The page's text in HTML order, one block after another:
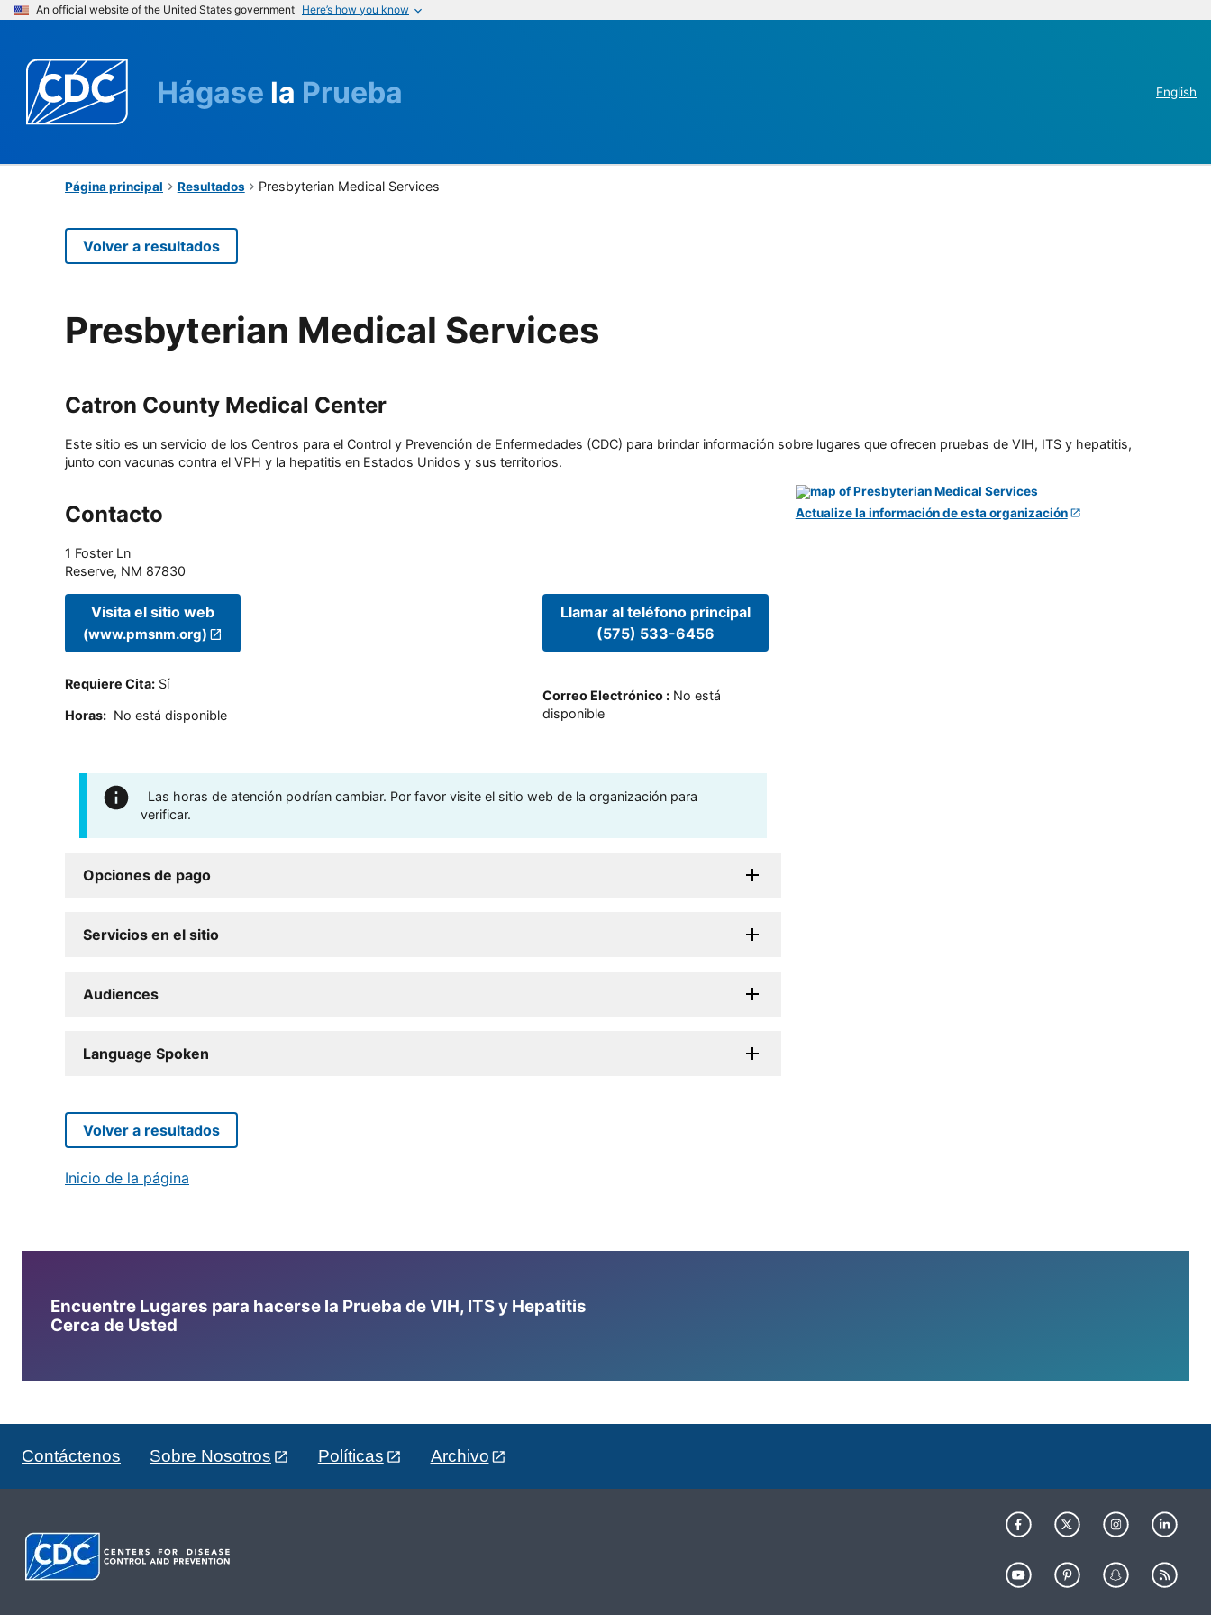
An official website of the United States government Here’s how you know
Hágase la Prueba English
Página principal Resultados Presbyterian Medical Services
Volver a resultados
Presbyterian Medical Services
Catron County Medical Center
Este sitio es un servicio de los Centros para el Control y Prevención de Enfermedades (CDC) para brindar información sobre lugares que ofrecen pruebas de VIH, ITS y hepatitis,
junto con vacunas contra el VPH y la hepatitis en Estados Unidos y sus territorios.
Contacto
1 Foster Ln
Reserve, NM 87830
Visita el sitio web
(www.pmsnm.org)
Requiere Cita: Sí
Horas: No está disponible
Llamar al teléfono principal
(575) 533-6456
Correo Electrónico: No está
disponible
Las horas de atención podrían cambiar. Por favor visite el sitio web de la organización para
verificar.
Opciones de pago
Servicios en el sitio
Audiences
Language Spoken
Actualize la información de esta organización
Volver a resultados
Inicio de la página
Encuentre Lugares para hacerse la Prueba de VIH, ITS y Hepatitis
Cerca de Usted
Contáctenos Sobre Nosotros Políticas Archivo